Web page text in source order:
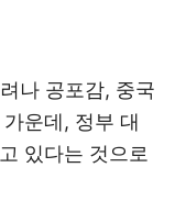
나 공포감, 중국
운데, 정부 대
있다는 것으로